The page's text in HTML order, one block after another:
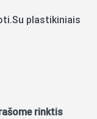
plastikiniais
rinktis